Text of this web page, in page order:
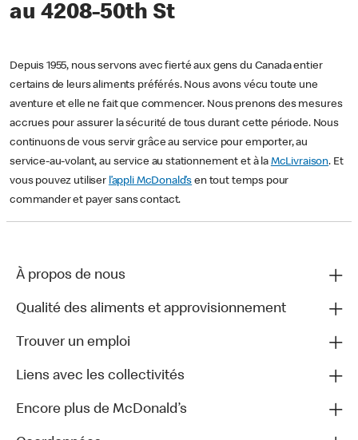
au 4208-50th St
Depuis 1955, nous servons avec fierté aux gens du Canada entier
certains de leurs aliments préférés. Nous avons vécu toute une
aventure et elle ne fait que commencer. Nous prenons des mesures
accrues pour assurer la sécurité de tous durant cette période. Nous
continuons de vous servir grâce au service pour emporter, au
service-au-volant, au service au stationnement et à la McLivraison. Et
vous pouvez utiliser l’appli McDonald’s en tout temps pour
commander et payer sans contact.
À propos de nous
Qualité des aliments et approvisionnement
Trouver un emploi
Liens avec les collectivités
Encore plus de McDonald’s